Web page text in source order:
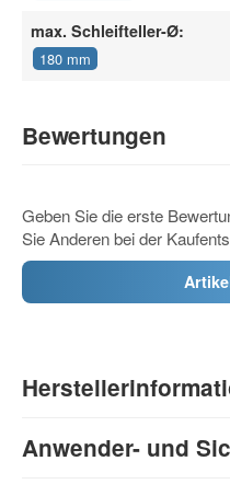
max. Schleifteller-Ø:
180 mm
Bewertungen
Geben Sie die erste
Sie Anderen bei der
Anwender- und